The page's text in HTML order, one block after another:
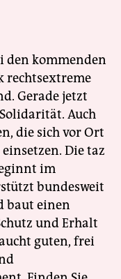
den kommenden
rechtsextreme
Gerade jetzt
Auch
die sich vor Ort
Die taz
im
bundesweit
baut einen
und Erhalt
guten, frei